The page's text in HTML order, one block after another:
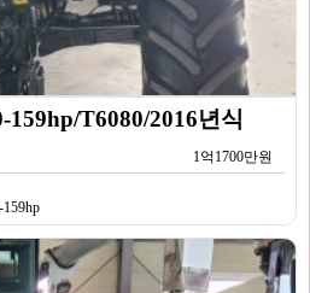
159hp/T6080/2016년식
1억1700만원